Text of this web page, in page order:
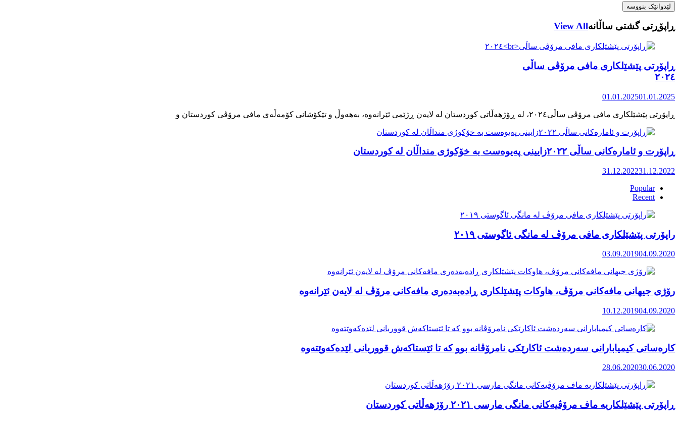
ڕاپۆڕتی گشتی ساڵانهView All
ڕاپۆرتی پێشێلکاری مافی مرۆڤی ساڵی
٢٠٢٤
01.01.202501.01.2025
ڕاپۆرت و ئامارەکانی ساڵی ٢٠٢٢زایینی پەیوەست بە خۆکوژی منداڵان لە کوردستان
31.12.202231.12.2022
Popular
Recent
راپۆرتی پێشێلكاری مافی مرۆڤ له‌ مانگی ئاگوستی ٢٠١٩
03.09.201904.09.2020
رۆژی جیهانی مافەکانی مرۆڤ، هاوکات پێشێلکاری ڕادەبەدەری مافەکانی مرۆڤ لە لایەن ئێرانەوە
10.12.201904.09.2020
کارەساتی کیمیابارانی سەردەشت ئاکارێکی نامرۆڤانە بوو کە تا ئێستاکەش قووربانی لێدەکەوێتەوە
28.06.202030.06.2020
ڕاپۆرتی پێشێلکاریە ماف مرۆڤیەکانی مانگی مارسی ٢٠٢١ رۆژهەڵاتی کوردستان